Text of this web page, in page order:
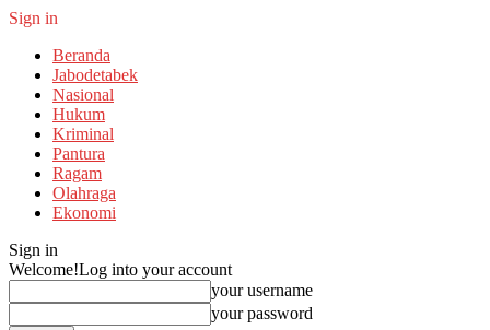
Sign in
Beranda
Jabodetabek
Nasional
Hukum
Kriminal
Pantura
Ragam
Olahraga
Ekonomi
Sign in
Welcome!Log into your account
your username
your password